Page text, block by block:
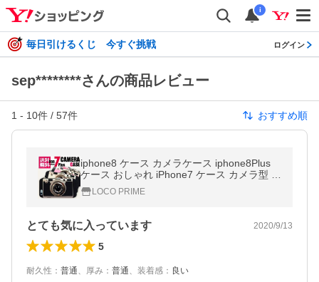
i
毎日引けるくじ 今すぐ挑戦 ログイン
sep********さんの商品レビュー
1 - 10件 / 57件 おすすめ順
iphone8 ケース カメラケース iphone8Plus
ケース おしゃれ iPhone7 ケース カメラ型 5
5s se 6 6S 6plus 7 8 ハードケース カバー 耐
衝撃 ストラップ付き
LOCO PRIME
とても気に入っています 2020/9/13
5
耐久性 ： 普通、 厚み ： 普通、 装着感 ： 良い